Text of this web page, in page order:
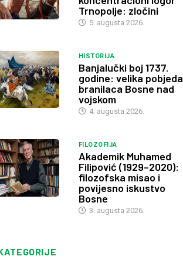
Trnopolje: zločini
5. augusta 2026.
HISTORIJA
Banjalučki boj 1737.
godine: velika pobjeda
branilaca Bosne nad
vojskom
4. augusta 2026.
FILOZOFIJA
Akademik Muhamed
Filipović (1929–2020):
filozofska misao i
povijesno iskustvo
Bosne
3. augusta 2026.